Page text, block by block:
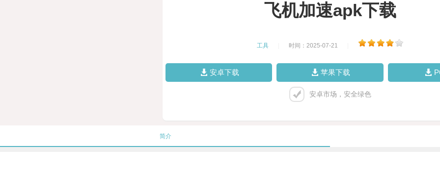
飞机加速apk下载
工具 时间：2025-07-21
安卓下载 苹果下载
安卓市场，安全绿色
简介